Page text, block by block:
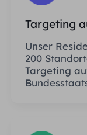
Targeting
Unser
200
Targeting